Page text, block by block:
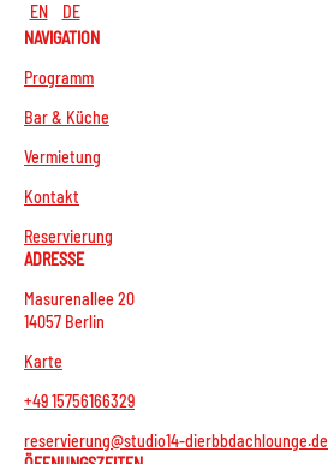
EN
DE
NAVIGATION
Programm
Bar & Küche
Vermietung
Kontakt
Reservierung
ADRESSE
Masurenallee 20
14057 Berlin
Karte
+49 15756166329
reservierung@studio14-dierbbdachlounge.de